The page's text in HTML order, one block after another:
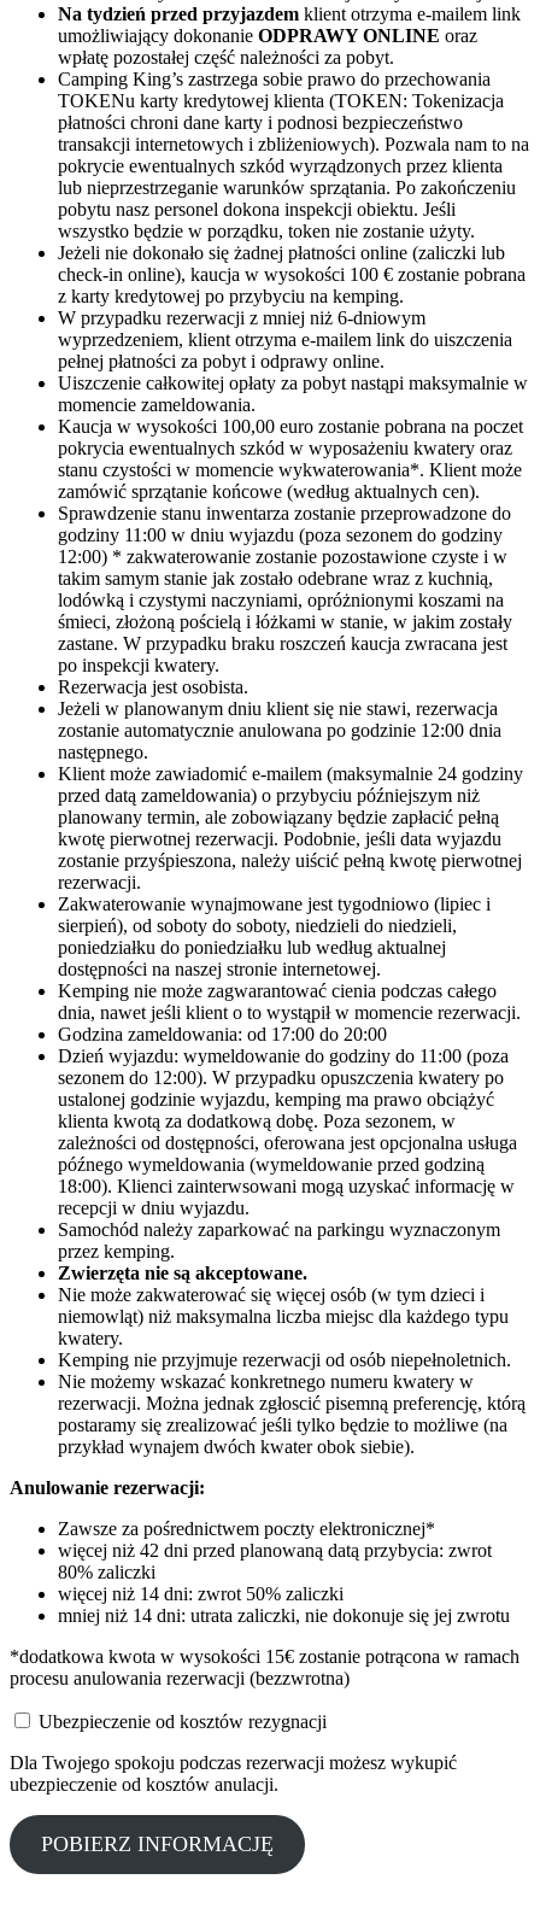
Na tydzień przed przyjazdem klient otrzyma e-mailem link
umożliwiający dokonanie ODPRAWY ONLINE oraz
wpłatę pozostałej część należności za pobyt.
Camping King’s zastrzega sobie prawo do przechowania
TOKENu karty kredytowej klienta (TOKEN: Tokenizacja
płatności chroni dane karty i podnosi bezpieczeństwo
transakcji internetowych i zbliżeniowych). Pozwala nam to na
pokrycie ewentualnych szkód wyrządzonych przez klienta
lub nieprzestrzeganie warunków sprzątania. Po zakończeniu
pobytu nasz personel dokona inspekcji obiektu. Jeśli
wszystko będzie w porządku, token nie zostanie użyty.
Jeżeli nie dokonało się żadnej płatności online (zaliczki lub
check-in online), kaucja w wysokości 100 € zostanie pobrana
z karty kredytowej po przybyciu na kemping.
W przypadku rezerwacji z mniej niż 6-dniowym
wyprzedzeniem, klient otrzyma e-mailem link do uiszczenia
pełnej płatności za pobyt i odprawy online.
Uiszczenie całkowitej opłaty za pobyt nastąpi maksymalnie w
momencie zameldowania.
Kaucja w wysokości 100,00 euro zostanie pobrana na poczet
pokrycia ewentualnych szkód w wyposażeniu kwatery oraz
stanu czystości w momencie wykwaterowania*. Klient może
zamówić sprzątanie końcowe (według aktualnych cen).
Sprawdzenie stanu inwentarza zostanie przeprowadzone do
godziny 11:00 w dniu wyjazdu (poza sezonem do godziny
12:00) * zakwaterowanie zostanie pozostawione czyste i w
takim samym stanie jak zostało odebrane wraz z kuchnią,
lodówką i czystymi naczyniami, opróżnionymi koszami na
śmieci, złożoną pościelą i łóżkami w stanie, w jakim zostały
zastane. W przypadku braku roszczeń kaucja zwracana jest
po inspekcji kwatery.
Rezerwacja jest osobista.
Jeżeli w planowanym dniu klient się nie stawi, rezerwacja
zostanie automatycznie anulowana po godzinie 12:00 dnia
następnego.
Klient może zawiadomić e-mailem (maksymalnie 24 godziny
przed datą zameldowania) o przybyciu późniejszym niż
planowany termin, ale zobowiązany będzie zapłacić pełną
kwotę pierwotnej rezerwacji. Podobnie, jeśli data wyjazdu
zostanie przyśpieszona, należy uiścić pełną kwotę pierwotnej
rezerwacji.
Zakwaterowanie wynajmowane jest tygodniowo (lipiec i
sierpień), od soboty do soboty, niedzieli do niedzieli,
poniedziałku do poniedziałku lub według aktualnej
dostępności na naszej stronie internetowej.
Kemping nie może zagwarantować cienia podczas całego
dnia, nawet jeśli klient o to wystąpił w momencie rezerwacji.
Godzina zameldowania: od 17:00 do 20:00
Dzień wyjazdu: wymeldowanie do godziny do 11:00 (poza
sezonem do 12:00). W przypadku opuszczenia kwatery po
ustalonej godzinie wyjazdu, kemping ma prawo obciążyć
klienta kwotą za dodatkową dobę. Poza sezonem, w
zależności od dostępności, oferowana jest opcjonalna usługa
późnego wymeldowania (wymeldowanie przed godziną
18:00). Klienci zainterwsowani mogą uzyskać informację w
recepcji w dniu wyjazdu.
Samochód należy zaparkować na parkingu wyznaczonym
przez kemping.
Zwierzęta nie są akceptowane.
Nie może zakwaterować się więcej osób (w tym dzieci i
niemowląt) niż maksymalna liczba miejsc dla każdego typu
kwatery.
Kemping nie przyjmuje rezerwacji od osób niepełnoletnich.
Nie możemy wskazać konkretnego numeru kwatery w
rezerwacji. Można jednak zgłoscić pisemną preferencję, którą
postaramy się zrealizować jeśli tylko będzie to możliwe (na
przykład wynajem dwóch kwater obok siebie).
Anulowanie rezerwacji:
Zawsze za pośrednictwem poczty elektronicznej*
więcej niż 42 dni przed planowaną datą przybycia: zwrot
80% zaliczki
więcej niż 14 dni: zwrot 50% zaliczki
mniej niż 14 dni: utrata zaliczki, nie dokonuje się jej zwrotu
*dodatkowa kwota w wysokości 15€ zostanie potrącona w ramach
procesu anulowania rezerwacji (bezzwrotna)
Ubezpieczenie od kosztów rezygnacji
Dla Twojego spokoju podczas rezerwacji możesz wykupić
ubezpieczenie od kosztów anulacji.
POBIERZ INFORMACJĘ